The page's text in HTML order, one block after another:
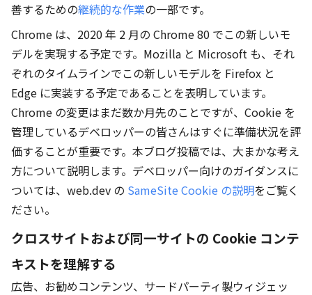
善するための継続的な作業の一部です。
Chrome は、2020 年 2 月の Chrome 80 でこの新しいモ
デルを実現する予定です。Mozilla と Microsoft も、それ
ぞれのタイムラインでこの新しいモデルを Firefox と
Edge に実装する予定であることを表明しています。
Chrome の変更はまだ数か月先のことですが、Cookie を
管理しているデベロッパーの皆さんはすぐに準備状況を評
価することが重要です。本ブログ投稿では、大まかな考え
方について説明します。デベロッパー向けのガイダンスに
ついては、web.dev の SameSite Cookie の説明をご覧く
ださい。
クロスサイトおよび同一サイトの Cookie コンテ
キストを理解する
広告、お勧めコンテンツ、サードパーティ製ウィジェッ